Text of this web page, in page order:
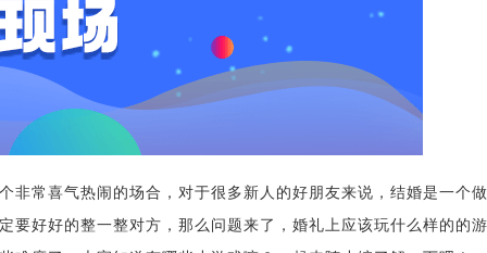
非常喜气热闹的场合，对于很多新人的好朋友来说，结婚是一个
要好好的整一整对方，那么问题来了，婚礼上应该玩什么样的的